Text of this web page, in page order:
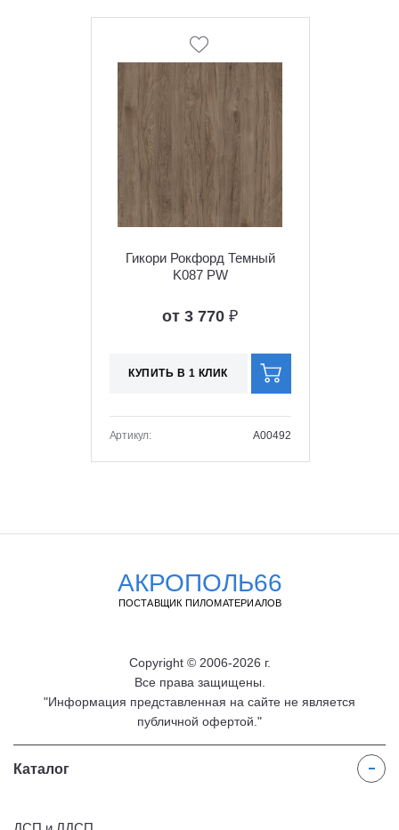
Гикори Рокфорд Темный
K087 PW
от 3 770 ₽
КУПИТЬ В 1 КЛИК
Артикул: A00492
АКРОПОЛЬ66
ПОСТАВЩИК ПИЛОМАТЕРИАЛОВ
Copyright © 2006-2026 г.
Все права защищены.
"Информация представленная на сайте не является
публичной офертой."
Каталог